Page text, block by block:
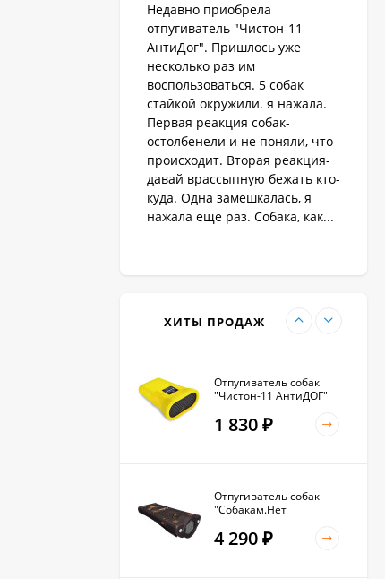
Недавно приобрела
отпугиватель "Чистон-11
АнтиДог". Пришлось уже
несколько раз им
воспользоваться. 5 собак
стайкой окружили. я нажала.
Первая реакция собак-
остолбенели и не поняли, что
происходит. Вторая реакция-
давай врассыпную бежать кто-
куда. Одна замешкалась, я
нажала еще раз. Собака, как...
ХИТЫ ПРОДАЖ
Электроошейник для
дрессировки собак
«PET998DB»
3 480₽
Ошейник антилай
1 890₽
Отпугиватель собак
"Чистон-11 АнтиДОГ"
1 830 ₽
Отпугиватель собак
"Собакам.Нет
4 290 ₽